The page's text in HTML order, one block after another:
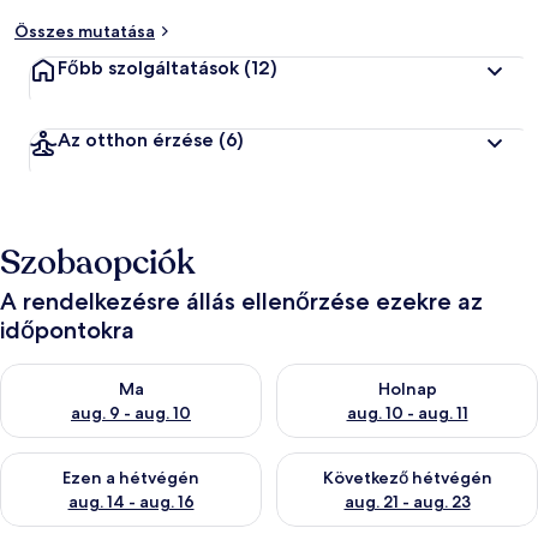
Összes mutatása
Főbb szolgáltatások (12)
Az otthon érzése (6)
Szobaopciók
A rendelkezésre állás ellenőrzése ezekre az
időpontokra
Ma
aug. 9 - aug. 10
A ma esti rendelkezésre állás ellenőrzése: aug. 9 - aug. 10
Holnap
aug. 10 - aug. 11
A holnapi rendelkezésre állás
Ezen a hétvégén
aug. 14 - aug. 16
A mostani hétvégi rendelkezésre állás ellenőrzése: aug. 14 -
Következő hétvégén
aug. 21 - aug. 23
A következő hétvégi